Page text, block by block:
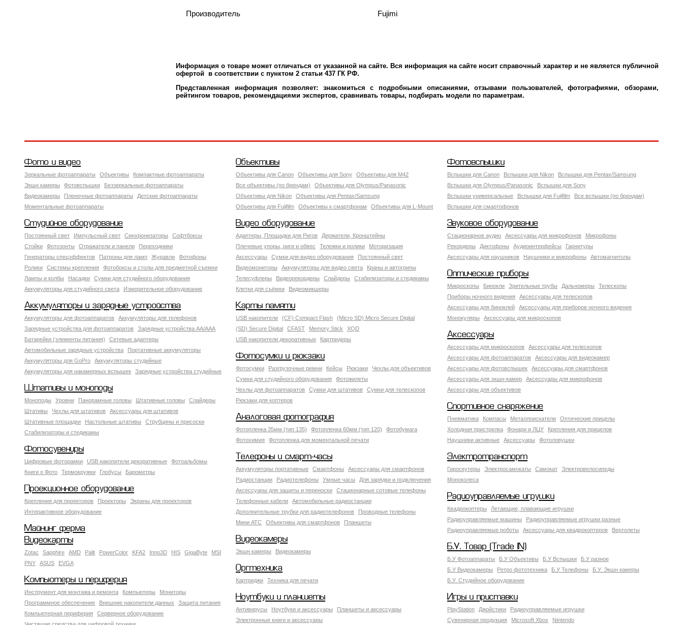
Производитель Fujimi
Информация о товаре может отличаться от указанной на сайте. Вся информация на сайте носит справочный характер и не является публичной
офертой в соответствии с пунктом 2 статьи 437 ГК РФ.
Представленная информация позволяет: знакомиться с подробными описаниями, отзывами пользователей, фотографиями, обзорами,
рейтингом товаров, рекомендациями экспертов, сравнивать товары, подбирать модели по параметрам.
Фото и видео
Зеркальные фотоаппараты Объективы
Компактные фотоаппараты
Экшн камеры
Фотовспышки
Беззеркальные фотоаппараты
Видеокамеры
Пленочные фотоаппараты
Детские фотоаппараты
Моментальные фотоаппараты
Объективы
Объективы для Canon Объективы для Sony
Объективы для M42
Все объективы (по брендам)
Объективы для Olympus/Panasonic
Объективы для Nikon
Объективы для Pentax/Samsung
Объективы для Fujifilm
Объективы к смартфонам Объективы для L-Mount
Фотовспышки
Вспышки для Canon Вспышки для Nikon
Вспышки для Pentax/Samsung
Вспышки для Olympus/Panasonic
Вспышки для Sony
Вспышки универсальные
Вспышки для Fujifilm
Все вспышки (по брендам)
Вспышки для смартофонов
Студийное оборудование
Постоянный свет Импульсный свет Синхронизаторы
Софтбоксы
Стойки
Фотозонты Отражатели и панели
Переходники
Генераторы спецэффектов
Патроны для ламп Журавли
Фотофоны
Ролики
Системы крепления
Фотобоксы и столы для предметной съемки
Лампы и колбы
Насадки
Сумки для студийного оборудования
Аккумуляторы для студийного света
Измерительное оборудование
Видео оборудование
Адаптеры, Площадки для Ригов
Держатели, Кронштейны
Плечевые упоры, риги и обвес
Тележки и ролики
Моторизация
Аксессуары
Сумки для видео оборудования
Постоянный свет
Видеомониторы
Аккумуляторы для видео света
Краны и автогрипы
Телесуфлеры
Видеорекордеры Слайдеры
Стабилизаторы и стедикамы
Клетки для съёмки
Видеомикшеры
Звуковое оборудование
Стационарное аудио Аксессуары для микрофонов
Микрофоны
Рекордеры
Диктофоны Аудиоинтерфейсы
Гарнитуры
Аксессуары для наушников
Наушники и микрофоны Автомагнитолы
Оптические приборы
Микроскопы Бинокли Зрительные трубы Дальномеры
Телескопы
Приборы ночного видения
Аксессуары для телескопов
Аксессуары для биноклей
Аксессуары для приборов ночного видения
Монокуляры
Аксессуары для микроскопов
Аккумуляторы и зарядные устройства
Аккумуляторы для фотоаппаратов
Аккумуляторы для телефонов
Зарядные устройства для фотоаппаратов
Зарядные устройства AA/AAA
Батарейки (элементы питания)
Сетевые адаптеры
Автомобильные зарядные устройства
Портативные аккумуляторы
Аккумуляторы для GoPro
Аккумуляторы студийные
Аккумуляторы для накамерных вспышек
Зарядные устройства студийные
Карты памяти
USB накопители (CF) Compact Flash
(Micro SD) Micro Secure Digital
(SD) Secure Digital
CFAST Memory Stick
XQD
USB накопители декоративные
Картридеры Аксессуары
Аксессуары для микроскопов
Аксессуары для телескопов
Аксессуары для фотоаппаратов
Аксессуары для видеокамер
Аксессуары для фотовспышек
Аксессуары для смартфонов
Аксессуары для экшн-камер
Аксессуары для микрофонов
Аксессуары для объективов
Фотосумки и рюкзаки
Фотосумки Разгрузочные ремни Кейсы Рюкзаки
Чехлы для объективов
Сумки для студийного оборудования
Фотожилеты
Чехлы для фотоаппаратов
Сумки для штативов
Сумки для телескопов
Рюкзаки для коптеров
Штативы и моноподы
Моноподы Уровни Панорамные головы Штативные головы
Слайдеры
Штативы
Чехлы для штативов
Аксессуары для штативов
Штативные площадки
Настольные штативы
Струбцины и присоски
Стабилизаторы и стедикамы
Спортивное снаряжение
Пневматика Компасы Металлоискатели
Оптические прицелы
Холодная пристрелка
Фонари и ЛЦУ
Крепления для прицелов
Наушники активные
Аксессуары Фотоловушки
Аналоговая фотография
Фотопленка 35мм (тип 135) Фотопленка 60мм (тип 120)
Фотобумага
Фотохимия
Фотопленка для моментальной печати
Фотосувениры
Цифровые фоторамки USB накопители декоративные
Фотоальбомы
Книги о Фото
Термокружки Глобусы Барометры
Телефоны и смарт-часы
Аккумуляторы портативные Смартфоны
Аксессуары для смартфонов
Радиостанции
Радиотелефоны Умные часы
Для зарядки и подключения
Аксессуары для защиты и переноски
Стационарные сотовые телефоны
Телефонные кабели
Автомобильные радиостанции
Дополнительные трубки для радиотелефонов
Проводные телефоны
Мини АТС
Объективы для смартфонов Планшеты
Электротранспорт
Гироскутеры Электросамокаты Самокат
Электровелосипеды
Моноколеса
Проекционное оборудование
Крепления для проекторов Проекторы
Экраны для проекторов
Интерактивное оборудование
Радиоуправляемые игрушки
Квадрокоптеры
Летающие, плавающие игрушки
Радиоуправляемые машины
Радиоуправляемые игрушки разные
Радиоуправляемые роботы
Аксессуары для квадрокоптеров Вертолеты
Майнинг ферма
Видеокамеры
Экшн камеры Видеокамеры
Видеокарты
Zotac Sapphire AMD Palit PowerColor KFA2 Inno3D HIS GigaByte
MSI
PNY
ASUS EVGA
Б.У. Товар (Trade IN)
Б.У Фотоаппараты Б.У Объективы Б.У Вспышки
Б.У разное
Б.У Видеокамеры
Ретро фототехника Б.У Телефоны
Б.У. Экшн камеры
Б.У. Студийное оборудование
Оргтехника
Картриджи Техника для печати
Компьютеры и периферия
Инструмент для монтажа и ремонта Компьютеры
Мониторы
Программное обеспечение
Внешние накопители данных
Защита питания
Компьютерная периферия
Серверное оборудование
Ноутбуки и планшеты
Антивирусы Ноутбуки и аксессуары
Планшеты и аксессуары
Электронные книги и аксессуары
Игры и приставки
PlayStation Джойстики
Радиоуправляемые игрушки
Сувенирная продукция
Microsoft Xbox Nintendo